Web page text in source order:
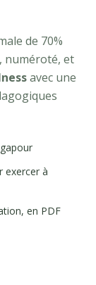
de 70%
numéroté, et
avec une
exercer à
en PDF